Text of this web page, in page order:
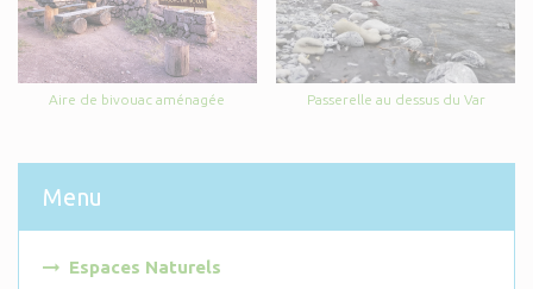
Aire de bivouac aménagée Passerelle au dessus du Var
Menu
Espaces Naturels